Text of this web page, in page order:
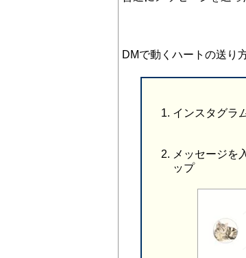
DMで動くハートの送り
インスタグラ
メッセージを
ップ